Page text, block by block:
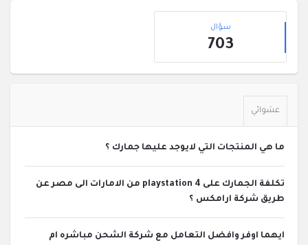
القائمة
الجانبية
إحصائيات
سؤال
703
عشوائي
ما هي المنتجات التي لايوجد عليها جمارك ؟
تكلفة الجمارك على playstation 4 من الامارات الى مصر عن
طريق شركة ارامكس ؟
ايهما اوفر وافضل التعامل مع شركة الشحن مباشره ام